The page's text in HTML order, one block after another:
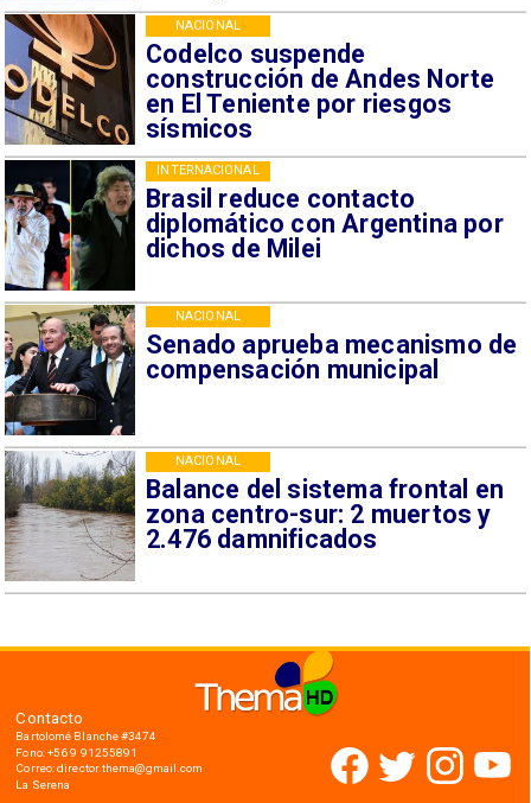
Codelco suspende
construcción de Andes Norte
en El Teniente por riesgos
sísmicos
NACIONAL
Brasil reduce contacto
diplomático con Argentina por
dichos de Milei
INTERNACIONAL
Senado aprueba mecanismo de
compensación municipal
NACIONAL
Balance del sistema frontal en
zona centro-sur: 2 muertos y
2.476 damnificados
NACIONAL
Contacto
Bartolomé Blanche #3474
Fono: +56 9 91255891
Correo: director.thema@gmail.com
La Serena